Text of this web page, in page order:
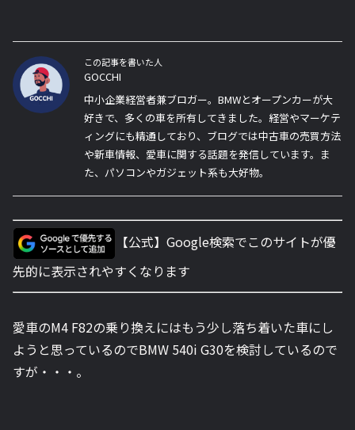
この記事を書いた人
GOCCHI
中小企業経営者兼ブロガー。BMWとオープンカーが大
好きで、多くの車を所有してきました。経営やマーケテ
ィングにも精通しており、ブログでは中古車の売買方法
や新車情報、愛車に関する話題を発信しています。ま
た、パソコンやガジェット系も大好物。
【公式】Google検索でこのサイトが優
先的に表示されやすくなります
愛車のM4 F82の乗り換えにはもう少し落ち着いた車にし
ようと思っているのでBMW 540i G30を検討しているので
すが・・・。